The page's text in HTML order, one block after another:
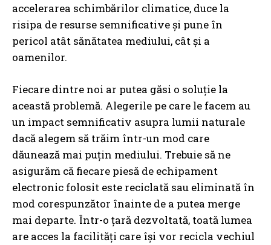
I WANT IN
I've read and accept thePrivacy Policy.
accelerarea schimbărilor climatice, duce la
risipa de resurse semnificative și pune în
pericol atât sănătatea mediului, cât și a
oamenilor.
Fiecare dintre noi ar putea găsi o soluție la
această problemă. Alegerile pe care le facem au
un impact semnificativ asupra lumii naturale
dacă alegem să trăim într-un mod care
dăunează mai puțin mediului. Trebuie să ne
asigurăm că fiecare piesă de echipament
electronic folosit este reciclată sau eliminată în
mod corespunzător înainte de a putea merge
mai departe. Într-o țară dezvoltată, toată lumea
are acces la facilități care își vor recicla vechiul